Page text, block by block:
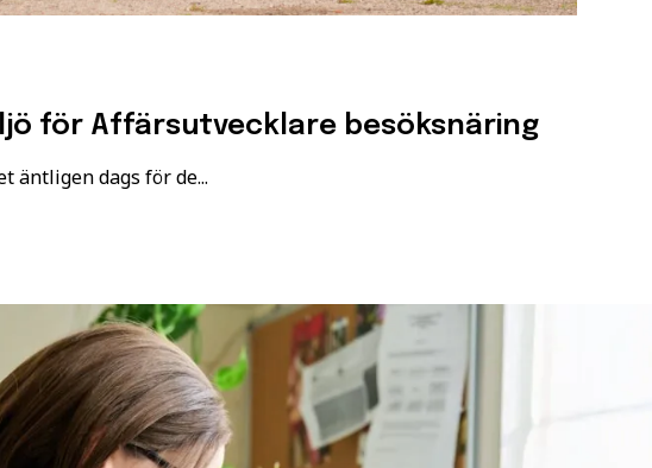
för Affärsutvecklare besöksnäring
äntligen dags för de...